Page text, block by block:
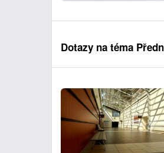
Dotazy na téma